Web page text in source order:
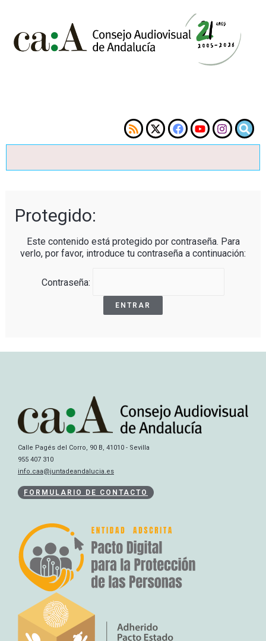
Protegido:
Este contenido está protegido por contraseña. Para
verlo, por favor, introduce tu contraseña a continuación:
Contraseña:
Calle Pagés del Corro, 90 B, 41010 - Sevilla
955 407 310
info.caa@juntadeandalucia.es
FORMULARIO DE CONTACTO